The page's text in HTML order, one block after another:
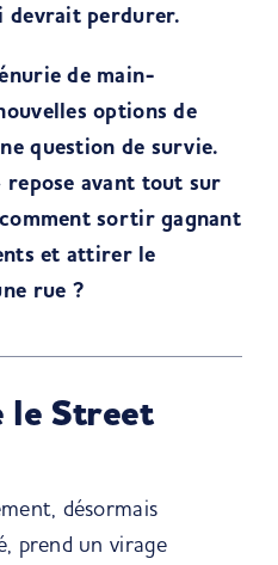
devrait perdurer.
de main-
options de
question de survie.
avant tout sur
sortir gagnant
et attirer le
rue ?
le Street
désormais
prend un virage